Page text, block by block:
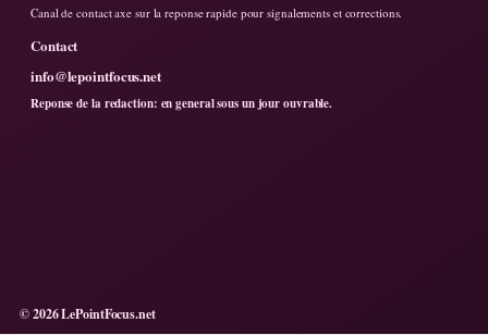
Canal de contact axe sur la reponse rapide pour signalements et corrections.
Contact
info@lepointfocus.net
Reponse de la redaction: en general sous un jour ouvrable.
© 2026 LePointFocus.net